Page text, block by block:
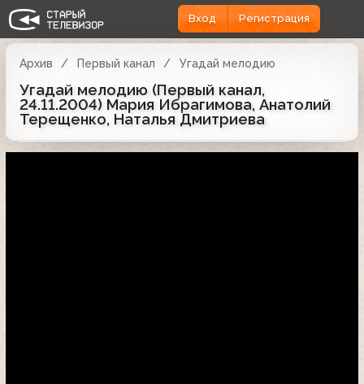
Вход Регистрация
Архив Первый канал Угадай мелодию
Угадай мелодию (Первый канал,
24.11.2004) Мария Ибрагимова, Анатолий
Терещенко, Наталья Дмитриева